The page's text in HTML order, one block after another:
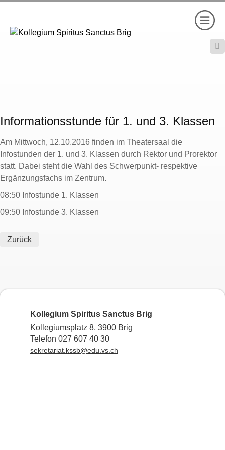

Informationsstunde für 1. und 3. Klassen
Am Mittwoch, 12.10.2016 finden im Theatersaal die
Infostunden der 1. und 3. Klassen durch Rektor und Prorektor
statt. Dabei steht die Wahl des Schwerpunkt- respektive
Ergänzungsfachs im Zentrum.
08:50 Infostunde 1. Klassen
09:50 Infostunde 3. Klassen
Zurück
Kollegium Spiritus Sanctus Brig
Kollegiumsplatz 8, 3900 Brig
Telefon 027 607 40 30
sekretariat.kssb@edu.vs.ch